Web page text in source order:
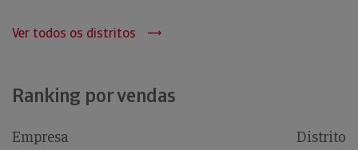
Ver todos os distritos
Ranking por vendas
Empresa Distrito